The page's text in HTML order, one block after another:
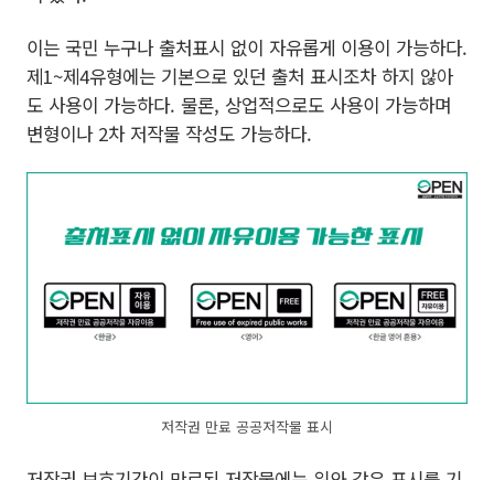
이는 국민 누구나 출처표시 없이 자유롭게 이용이 가능하다.
제1~제4유형에는 기본으로 있던 출처 표시조차 하지 않아
도 사용이 가능하다. 물론, 상업적으로도 사용이 가능하며
변형이나 2차 저작물 작성도 가능하다.
저작권 만료 공공저작물 표시